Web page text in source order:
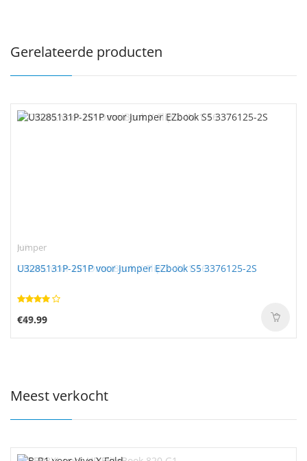
Gerelateerde producten
Jumper
U3285131P-2S1P voor Jumper EZbook S5 3376125-2S
€49.99
Meest verkocht